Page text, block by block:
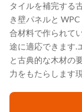
タイルを補完する
き壁パネルと
合材料で作られて
途に適応できます.
と古典的な木材の
力をもたらします